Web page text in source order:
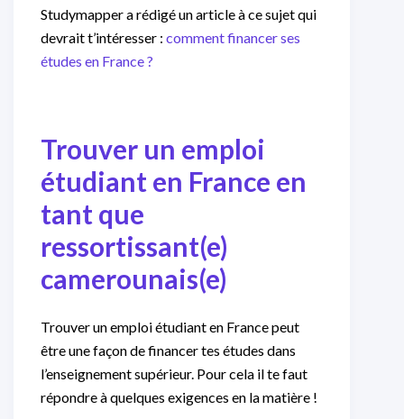
Studymapper a rédigé un article à ce sujet qui
devrait t’intéresser : comment financer ses
études en France ?
Trouver un emploi
étudiant en France en
tant que
ressortissant(e)
camerounais(e)
Trouver un emploi étudiant en France peut
être une façon de financer tes études dans
l’enseignement supérieur. Pour cela il te faut
répondre à quelques exigences en la matière !